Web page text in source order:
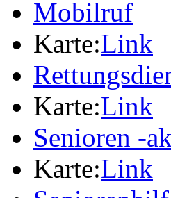
Mobilruf
Karte:Link
Karte:Link
Senioren -
Karte:Link